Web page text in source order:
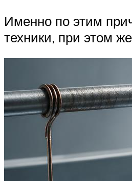
Именно по этим
техники, при этом